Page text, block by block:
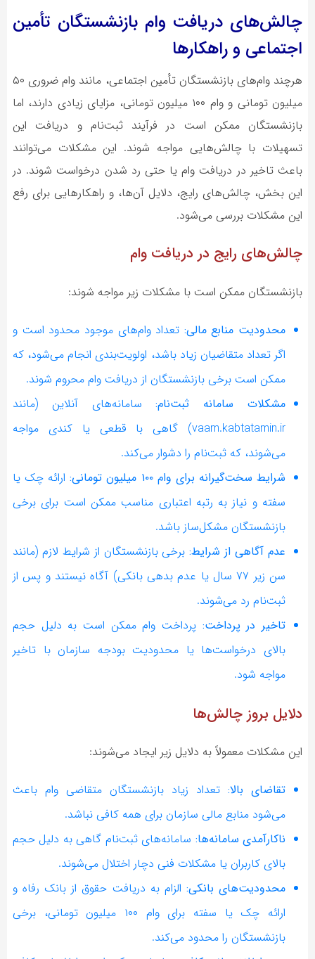
چالش‌های دریافت وام بازنشستگان تأمین
اجتماعی و راهکارها
هرچند وام‌های بازنشستگان تأمین اجتماعی، مانند وام ضروری ۵۰
میلیون تومانی و وام ۱۰۰ میلیون تومانی، مزایای زیادی دارند، اما
بازنشستگان ممکن است در فرآیند ثبت‌نام و دریافت این
تسهیلات با چالش‌هایی مواجه شوند. این مشکلات می‌توانند
باعث تاخیر در دریافت وام یا حتی رد شدن درخواست شوند. در
این بخش، چالش‌های رایج، دلایل آن‌ها، و راهکارهایی برای رفع
این مشکلات بررسی می‌شود.
چالش‌های رایج در دریافت وام
بازنشستگان ممکن است با مشکلات زیر مواجه شوند:
محدودیت منابع مالی: تعداد وام‌های موجود محدود است و
اگر تعداد متقاضیان زیاد باشد، اولویت‌بندی انجام می‌شود، که
ممکن است برخی بازنشستگان از دریافت وام محروم شوند.
مشکلات سامانه ثبت‌نام:سامانه‌های آنلاین (مانند
vaam.kabtatamin.ir) گاهی با قطعی یا کندی مواجه
می‌شوند، که ثبت‌نام را دشوار می‌کند.
شرایط سخت‌گیرانه برای وام ۱۰۰ میلیون تومانی:
ارائه چک یا
سفته و نیاز به رتبه اعتباری مناسب ممکن است برای برخی
بازنشستگان مشکل‌ساز باشد.
عدم آگاهی از شرایط:برخی بازنشستگان از شرایط لازم (مانند
سن زیر ۷۷ سال یا عدم بدهی بانکی) آگاه نیستند و پس از
ثبت‌نام رد می‌شوند.
تاخیر در پرداخت: پرداخت وام ممکن است به دلیل حجم
بالای درخواست‌ها یا محدودیت بودجه سازمان با تاخیر
مواجه شود.
دلایل بروز چالش‌ها
این مشکلات معمولاً به دلایل زیر ایجاد می‌شوند:
تقاضای بالا: تعداد زیاد بازنشستگان متقاضی وام باعث
می‌شود منابع مالی سازمان برای همه کافی نباشد.
ناکارآمدی سامانه‌ها: سامانه‌های ثبت‌نام گاهی به دلیل حجم
بالای کاربران یا مشکلات فنی دچار اختلال می‌شوند.
محدودیت‌های بانکی: الزام به دریافت حقوق از بانک رفاه و
ارائه چک یا سفته برای وام ۱۰۰ میلیون تومانی، برخی
بازنشستگان را محدود می‌کند.